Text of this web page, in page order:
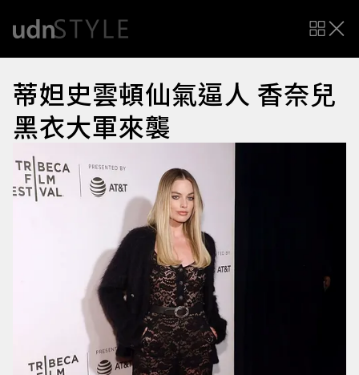
蒂妲史雲頓仙氣逼人 香奈兒
黑衣大軍來襲